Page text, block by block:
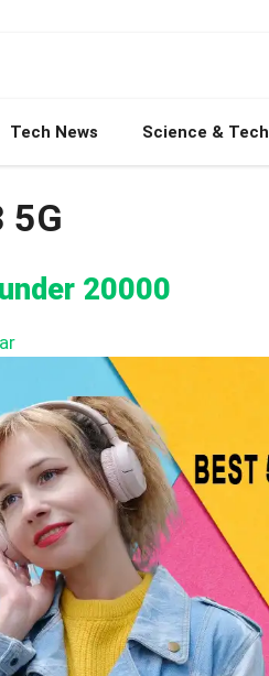
Tech News Science & Tech
5G
20000